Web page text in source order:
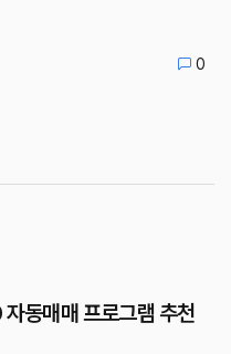
0
동매매 프로그램 추천